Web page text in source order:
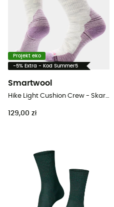
Projekt eko
-5% Extra - Kod Summer5
Smartwool
129,00 zł